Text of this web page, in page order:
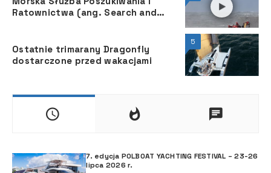
Ratownictwa (ang. Search and
5
Ostatnie trimarany Dragonfly
dostarczone przed wakacjami
7. edycja POLBOAT YACHTING FESTIVAL – 23-26
lipca 2026 r.